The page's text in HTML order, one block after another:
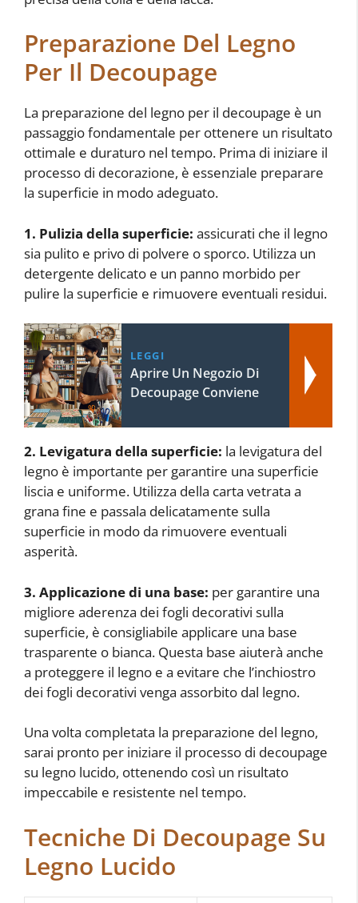
Preparazione Del Legno
Per Il Decoupage
La preparazione del legno per il decoupage è un
passaggio fondamentale per ottenere un risultato
ottimale e duraturo nel tempo. Prima di iniziare il
processo di decorazione, è essenziale preparare
la superficie in modo adeguato.
1. Pulizia della superficie: assicurati che il legno
sia pulito e privo di polvere o sporco. Utilizza un
detergente delicato e un panno morbido per
pulire la superficie e rimuovere eventuali residui.
LEGGI
Aprire Un Negozio Di
Decoupage Conviene
2. Levigatura della superficie: la levigatura del
legno è importante per garantire una superficie
liscia e uniforme. Utilizza della carta vetrata a
grana fine e passala delicatamente sulla
superficie in modo da rimuovere eventuali
asperità.
3. Applicazione di una base: per garantire una
migliore aderenza dei fogli decorativi sulla
superficie, è consigliabile applicare una base
trasparente o bianca. Questa base aiuterà anche
a proteggere il legno e a evitare che l’inchiostro
dei fogli decorativi venga assorbito dal legno.
Una volta completata la preparazione del legno,
sarai pronto per iniziare il processo di decoupage
su legno lucido, ottenendo così un risultato
impeccabile e resistente nel tempo.
Tecniche Di Decoupage Su
Legno Lucido